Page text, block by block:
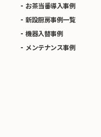
お茶当番導入事例
新設厨房事例一覧
機器入替事例
メンテナンス事例